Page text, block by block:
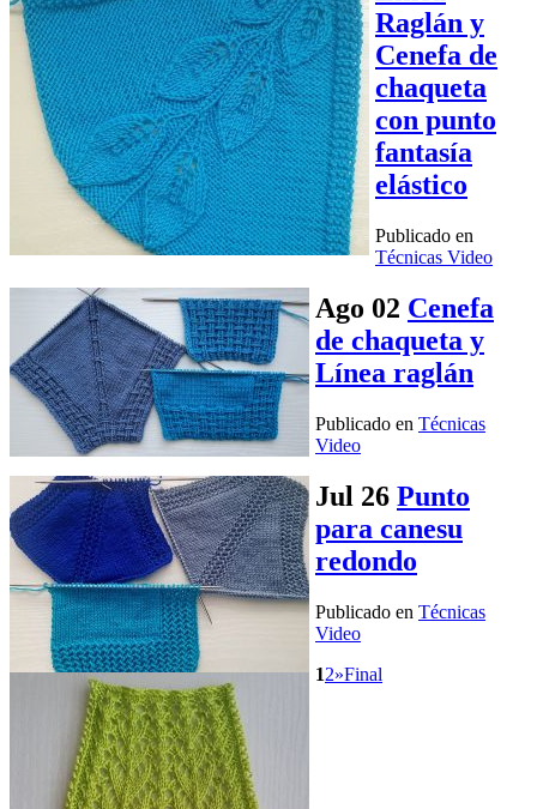
Raglán y
Cenefa de
chaqueta
con punto
fantasía
elástico
Publicado en
Técnicas Video
Ago 02 Cenefa
de chaqueta y
Línea raglán
Publicado en Técnicas
Video
Jul 26 Punto
para canesu
redondo
Publicado en Técnicas
Video
12»Final